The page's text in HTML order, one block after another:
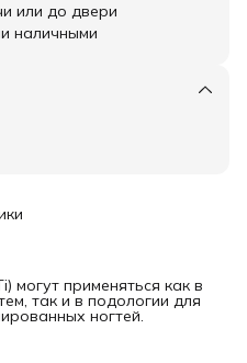
или до двери
наличными
могут применяться как в
так и в подологии для
ногтей.